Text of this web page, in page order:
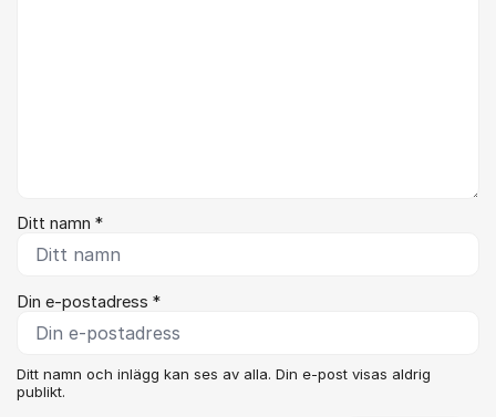
Ditt namn *
Din e-postadress *
Ditt namn och inlägg kan ses av alla. Din e-post visas aldrig
publikt.